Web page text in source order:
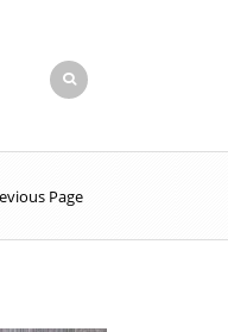
Page